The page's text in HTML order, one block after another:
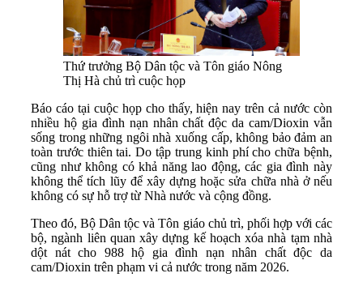
Thứ trưởng Bộ Dân tộc và Tôn giáo Nông
Thị Hà chủ trì cuộc họp
Báo cáo tại cuộc họp cho thấy, hiện nay trên cả nước còn
nhiều hộ gia đình nạn nhân chất độc da cam/Dioxin vẫn
sống trong những ngôi nhà xuống cấp, không bảo đảm an
toàn trước thiên tai. Do tập trung kinh phí cho chữa bệnh,
cũng như không có khả năng lao động, các gia đình này
không thể tích lũy để xây dựng hoặc sửa chữa nhà ở nếu
không có sự hỗ trợ từ Nhà nước và cộng đồng.
Theo đó, Bộ Dân tộc và Tôn giáo chủ trì, phối hợp với các
bộ, ngành liên quan xây dựng kế hoạch xóa nhà tạm nhà
dột nát cho 988 hộ gia đình nạn nhân chất độc da
cam/Dioxin trên phạm vi cả nước trong năm 2026.